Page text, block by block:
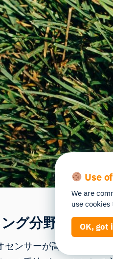
グ分野にとっ
センサーが高く評価さ
Use
We are
use
OK, got